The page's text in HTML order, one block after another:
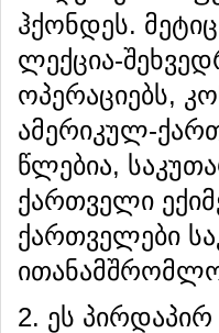
ჰქონდეს.
ლექცია-
ოპერაციებს,
ამერიკულ-
წლებია,
ქართველი
ქართველები
2. ეს